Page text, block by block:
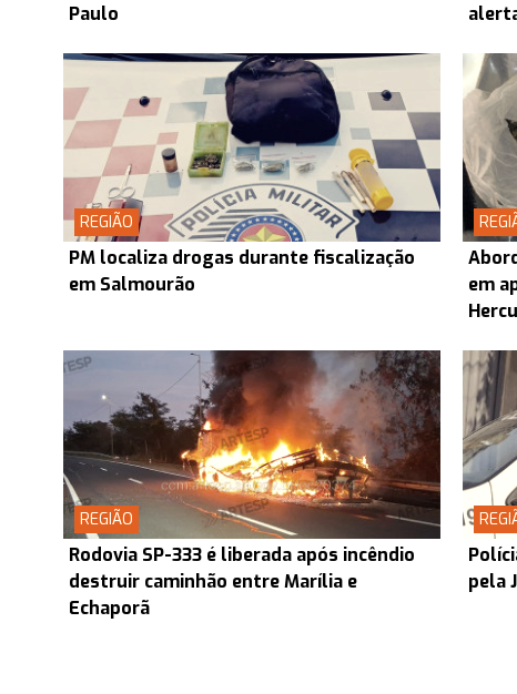
Paulo
REGIÃO
PM localiza drogas durante fiscalização
em Salmourão
em
REGIÃO
Rodovia SP-333 é liberada após incêndio
destruir caminhão entre Marília e
Echaporã
pela